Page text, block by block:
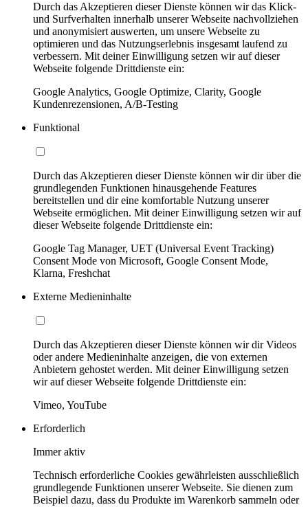
Durch das Akzeptieren dieser Dienste können wir das Klick-
und Surfverhalten innerhalb unserer Webseite nachvollziehen
und anonymisiert auswerten, um unsere Webseite zu
optimieren und das Nutzungserlebnis insgesamt laufend zu
verbessern. Mit deiner Einwilligung setzen wir auf dieser
Webseite folgende Drittdienste ein:
Google Analytics, Google Optimize, Clarity, Google
Kundenrezensionen, A/B-Testing
Funktional
Durch das Akzeptieren dieser Dienste können wir dir über die
grundlegenden Funktionen hinausgehende Features
bereitstellen und dir eine komfortable Nutzung unserer
Webseite ermöglichen. Mit deiner Einwilligung setzen wir auf
dieser Webseite folgende Drittdienste ein:
Google Tag Manager, UET (Universal Event Tracking)
Consent Mode von Microsoft, Google Consent Mode,
Klarna, Freshchat
Externe Medieninhalte
Durch das Akzeptieren dieser Dienste können wir dir Videos
oder andere Medieninhalte anzeigen, die von externen
Anbietern gehostet werden. Mit deiner Einwilligung setzen
wir auf dieser Webseite folgende Drittdienste ein:
Vimeo, YouTube
Erforderlich
Immer aktiv
Technisch erforderliche Cookies gewährleisten ausschließlich
grundlegende Funktionen unserer Webseite. Sie dienen zum
Beispiel dazu, dass du Produkte im Warenkorb sammeln oder